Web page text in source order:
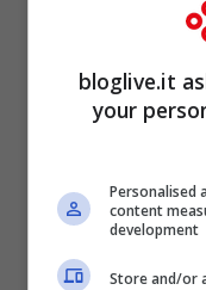
bloglive.it
your
Personalised
content
development
Store and/or